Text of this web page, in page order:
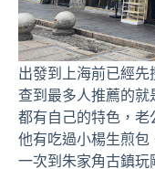
出發到上海前已經先
查到最多人推薦的
都有自己的特色，老
他有吃過小楊生煎包
一次到朱家角古鎮玩